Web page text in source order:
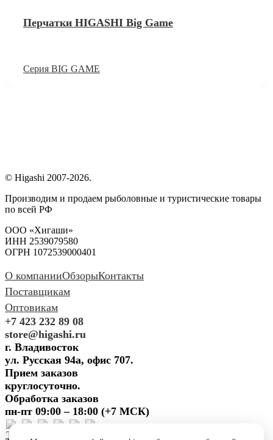
Перчатки HIGASHI Big Game
Серия BIG GAME
© Higashi 2007-2026.
Производим и продаем рыболовные и туристические товары
по всей РФ
ООО «Хигаши»
ИНН 2539079580
ОГРН 1072539000401
О компанииОбзорыКонтакты
Поставщикам
Оптовикам
+7 423 232 89 08
store@higashi.ru
г. Владивосток
ул. Русская 94а, офис 707.
Прием заказов
круглосуточно.
Обработка заказов
пн-пт 09:00 – 18:00 (+7 МСК)